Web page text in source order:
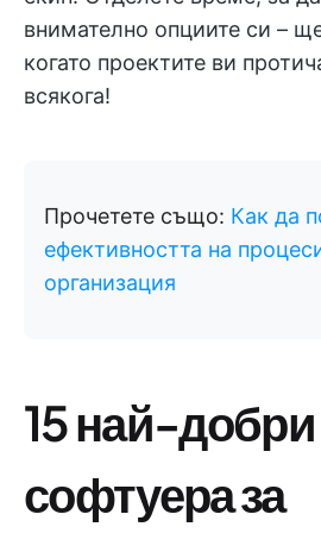
внимателно опциите си –
когато проектите ви
всякога!
Прочетете също: Как да
ефективността на
организация
15 най-добри
софтуера за